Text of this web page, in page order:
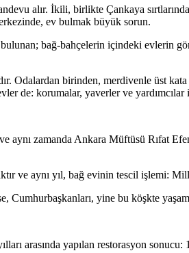
alır. İkili, birlikte Çankaya
ev bulmak büyük sorun.
bağ-bahçelerin içindeki evlerin
birinden, merdivenle üst kata
de: korumalar, yaverler ve
aynı zamanda Ankara Müftüsü Rıfat
ve aynı yıl, bağ evinin tescil işlemi: Milli
Cumhurbaşkanları, yine bu köşkte
arasında yapılan restorasyon